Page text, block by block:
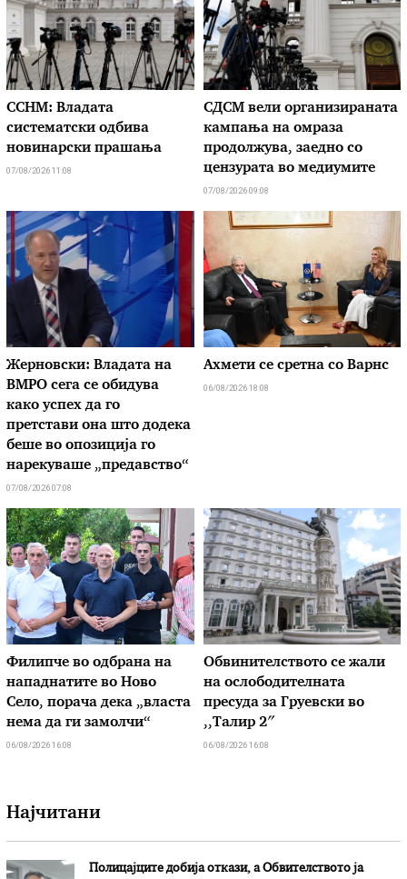
ССНМ: Владата
систематски одбива
новинарски прашања
07/08/2026 11:08
СДСМ вели организираната
кампања на омраза
продолжува, заедно со
цензурата во медиумите
07/08/2026 09:08
Жерновски: Владата на
ВМРО сега се обидува
како успех да го
претстави она што додека
беше во опозиција го
нарекуваше „предавство“
07/08/2026 07:08
Ахмети се сретна со Варнс
06/08/2026 18:08
Филипче во одбрана на
нападнатите во Ново
Село, порача дека „власта
нема да ги замолчи“
06/08/2026 16:08
Обвинителството се жали
на ослободителната
пресуда за Груевски во
,,Талир 2″
06/08/2026 16:08
Најчитани
Полицајците добија откази, а Обвителството ја